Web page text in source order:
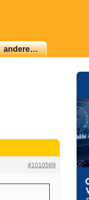
andere…
#1010569